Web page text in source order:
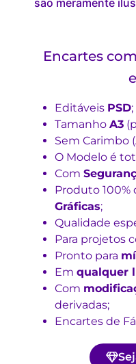
são meramente
Encartes
Editáveis PSD;
Tamanho A3
Sem Carimbo
O Modelo é
Com
Produto 100%
Gráficas;
Qualidade
Para projetos
Pronto para
Em qualquer
Com
derivadas;
Encartes de